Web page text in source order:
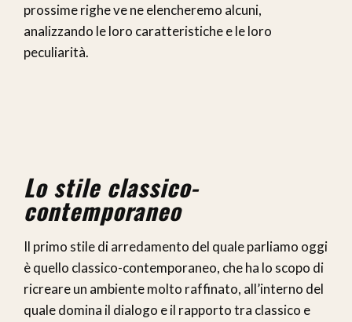
prossime righe ve ne elencheremo alcuni,
analizzando le loro caratteristiche e le loro
peculiarità.
Lo stile classico-
contemporaneo
Il primo stile di arredamento del quale parliamo oggi
è quello classico-contemporaneo, che ha lo scopo di
ricreare un ambiente molto raffinato, all’interno del
quale domina il dialogo e il rapporto tra classico e